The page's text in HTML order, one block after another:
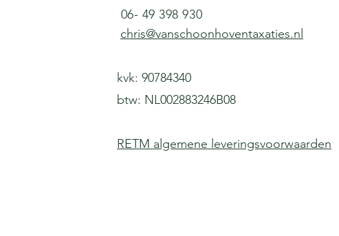
06- 49 398 930​​
chris@vanschoonhoventaxaties.nl
​​​​​​kvk: 90784340
btw: NL002883246B08
RETM algemene leveringsvoorwaarden